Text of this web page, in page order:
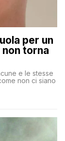
per un
torna
e le stesse
non ci siano